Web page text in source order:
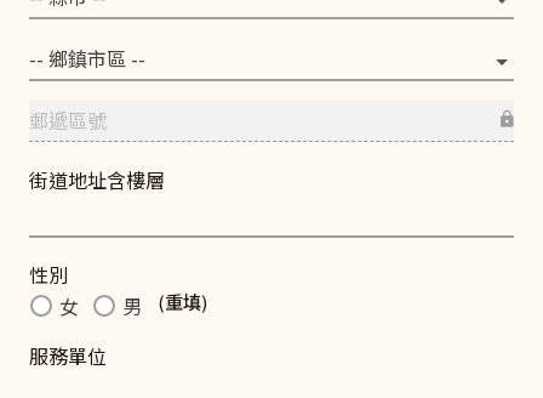
街道地址含樓層
性別
女
男 (重填)
服務單位